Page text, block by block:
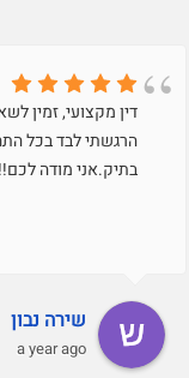
דין מקצועי, זמין
הרגשתי לבד בכל
בתיק.אני מודה לכם!!
שירה נבון
a year ago